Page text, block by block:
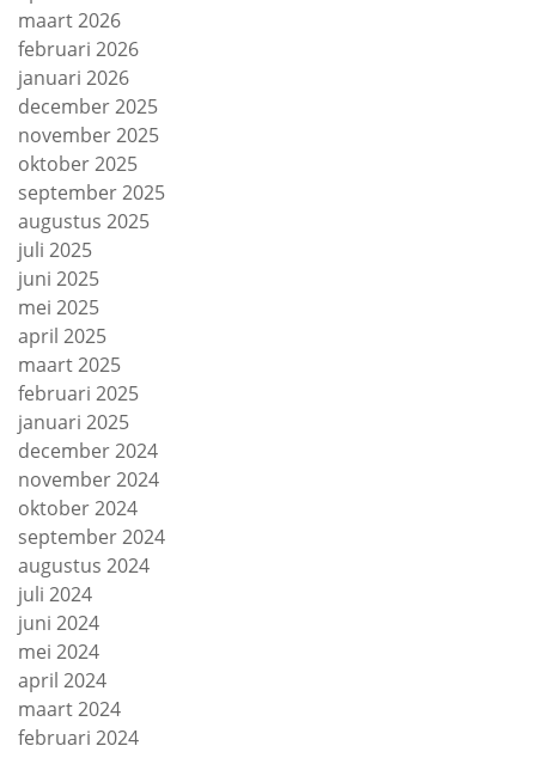
maart 2026
februari 2026
januari 2026
december 2025
november 2025
oktober 2025
september 2025
augustus 2025
juli 2025
juni 2025
mei 2025
april 2025
maart 2025
februari 2025
januari 2025
december 2024
november 2024
oktober 2024
september 2024
augustus 2024
juli 2024
juni 2024
mei 2024
april 2024
maart 2024
februari 2024